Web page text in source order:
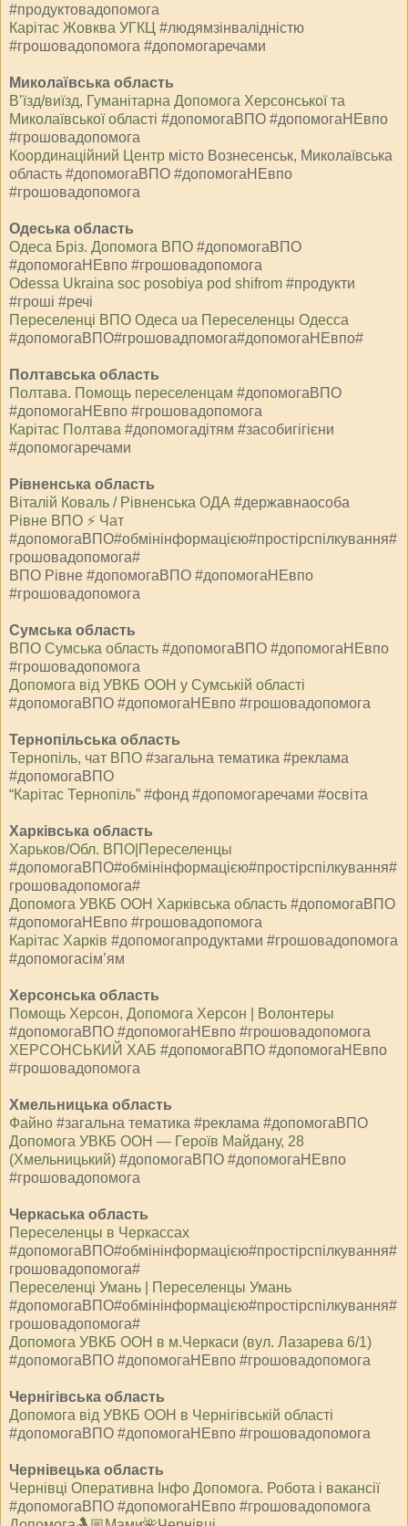
#продуктовадопомога
Карітас Жовква УГКЦ #людямзінвалідністю
#грошовадопомога #допомогаречами
Миколаївська область
В’їзд/виїзд, Гуманітарна Допомога Херсонської та
Миколаївської області #допомогаВПО #допомогаНЕвпо
#грошовадопомога
Координаційний Центр⁩ місто Вознесенськ, Миколаївська
область #допомогаВПО #допомогаНЕвпо
#грошовадопомога
Одеська область
Одеса Бріз. Допомога ВПО #допомогаВПО
#допомогаНЕвпо #грошовадопомога
Odessa Ukraina soc posobiya pod shifrom #продукти
#гроші #речі
Переселенці ВПО Одеса ua Переселенцы Одесса
#допомогаВПО#грошовадпомога#допомогаНЕвпо#
Полтавська область
Полтава. Помощь переселенцам #допомогаВПО
#допомогаНЕвпо #грошовадопомога
Карітас Полтава #допомогадітям #засобигігієни
#допомогаречами
Рівненська область
Віталій Коваль / Рівненська ОДА #державнаособа
Рівне ВПО ⚡️ Чат
#допомогаВПО#обмінінформацією#простірспілкування#
грошовадопомога#
ВПО Рівне #допомогаВПО #допомогаНЕвпо
#грошовадопомога
Сумська область
ВПО Сумська область #допомогаВПО #допомогаНЕвпо
#грошовадопомога
Допомога від УВКБ ООН у Сумській області
#допомогаВПО #допомогаНЕвпо #грошовадопомога
Тернопільська область
Тернопіль, чат ВПО #загальна тематика #реклама
#допомогаВПО
“Карітас Тернопіль” #фонд #допомогаречами #освіта
Харківська область
Харьков/Обл. ВПО|Переселенцы
#допомогаВПО#обмінінформацією#простірспілкування#
грошовадопомога#
Допомога УВКБ ООН Харківська область #допомогаВПО
#допомогаНЕвпо #грошовадопомога
Карітас Харків #допомогапродуктами #грошовадопомога
#допомогасім’ям
Херсонська область
Помощь Херсон, Допомога Херсон | Волонтеры
#допомогаВПО #допомогаНЕвпо #грошовадопомога
ХЕРСОНСЬКИЙ ХАБ #допомогаВПО #допомогаНЕвпо
#грошовадопомога
Хмельницька область
Файно #загальна тематика #реклама #допомогаВПО
Допомога УВКБ ООН — Героїв Майдану, 28
(Хмельницький) #допомогаВПО #допомогаНЕвпо
#грошовадопомога
Черкаська область
Переселенцы в Черкассах
#допомогаВПО#обмінінформацією#простірспілкування#
грошовадопомога#
Переселенці Умань | Переселенцы Умань
#допомогаВПО#обмінінформацією#простірспілкування#
грошовадопомога#
Допомога УВКБ ООН в м.Черкаси (вул. Лазарева 6/1)
#допомогаВПО #допомогаНЕвпо #грошовадопомога
Чернігівська область
Допомога від УВКБ ООН в Чернігівській області
#допомогаВПО #допомогаНЕвпо #грошовадопомога
Чернівецька область
Чернівці Оперативна Інфо Допомога. Робота і вакансії
#допомогаВПО #допомогаНЕвпо #грошовадопомога